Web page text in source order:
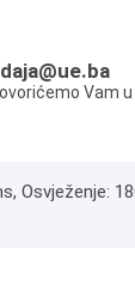
Vam
Osvježenje: